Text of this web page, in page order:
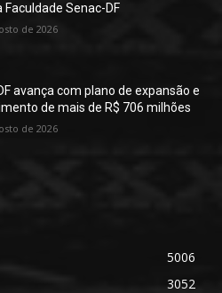
Faculdade Senac-DF
de 2026
avança com plano de expansão e
de mais de R$ 706 milhões
de 2026
5006
3052